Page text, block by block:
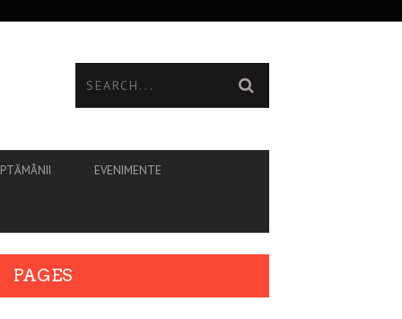
EVENIMENTE
PAGES